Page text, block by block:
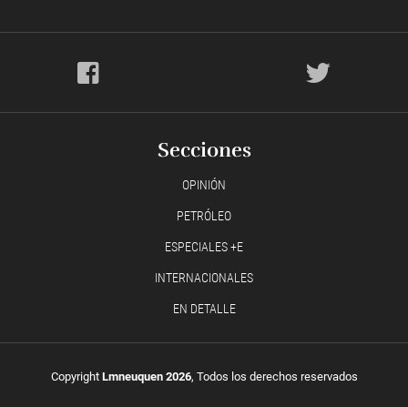
Secciones
OPINIÓN
PETRÓLEO
ESPECIALES +E
INTERNACIONALES
EN DETALLE
Copyright Lmneuquen 2026, Todos los derechos reservados